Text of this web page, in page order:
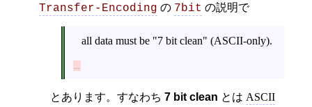
Transfer-Encoding の 7bit の説明で
all data must be "7 bit clean" (ASCII-only).
とあります。すなわち 7 bit clean とは ASCII